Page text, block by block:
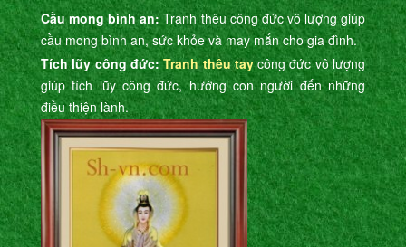
Cầu mong bình an:Tranh thêu công đức vô lượng giúp
cầu mong bình an, sức khỏe và may mắn cho gia đình.
Tích lũy công đức: Tranh thêu taycông đức vô lượng
giúp tích lũy công đức, hướng con người đến những
điều thiện lành.